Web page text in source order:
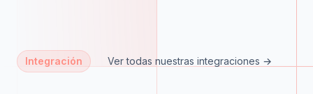
Integración Ver todas nuestras integraciones →